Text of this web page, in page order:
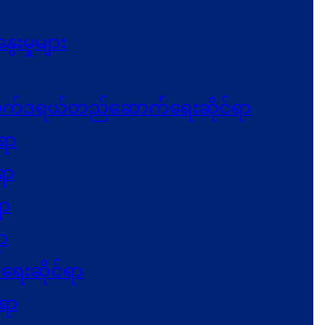
မှုများ
က်ဒရယ်တည်ဆောက်ရေးဆိုင်ရာ
ာ
ရေးဆိုင်ရာ